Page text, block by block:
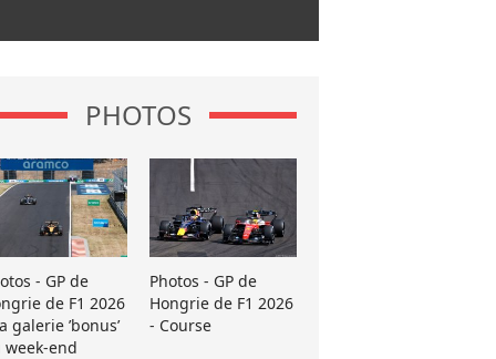
PHOTOS
- GP de
de F1 2026
galerie ’bonus’
week-end
Photos - GP de
Hongrie de F1 2026
- Course